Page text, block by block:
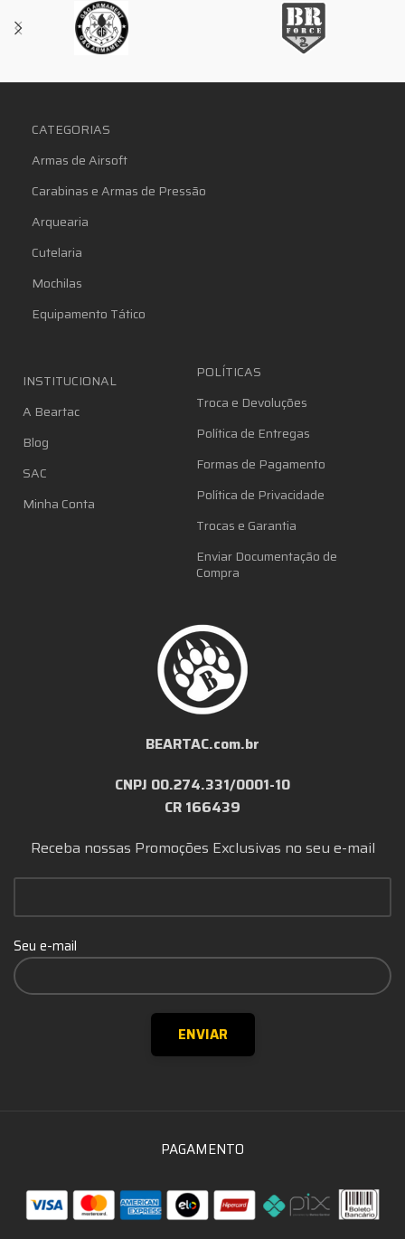
CATEGORIAS
Armas de Airsoft
Carabinas e Armas de Pressão
Arquearia
Cutelaria
Mochilas
Equipamento Tático
INSTITUCIONAL
A Beartac
Blog
SAC
Minha Conta
POLÍTICAS
Troca e Devoluções
Política de Entregas
Formas de Pagamento
Política de Privacidade
Trocas e Garantia
Enviar Documentação de
Compra
BEARTAC.com.br
CNPJ 00.274.331/0001-10
CR 166439
Receba nossas Promoções Exclusivas no seu e-mail
Seu e-mail
PAGAMENTO